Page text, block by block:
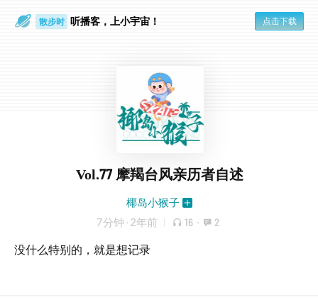
散步时 听播客，上小宇宙！ 点击下载
Vol.77 摩羯台风亲历者自述
椰岛小猴子
7分钟 · 2年前 16 · 2
没什么特别的，就是想记录